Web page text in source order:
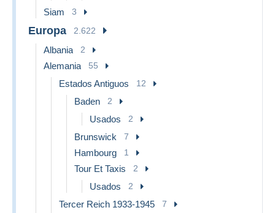
Siam 3
Europa 2.622
Albania 2
Alemania 55
Estados Antiguos 12
Baden 2
Usados 2
Brunswick 7
Hambourg 1
Tour Et Taxis 2
Usados 2
Tercer Reich 1933-1945 7